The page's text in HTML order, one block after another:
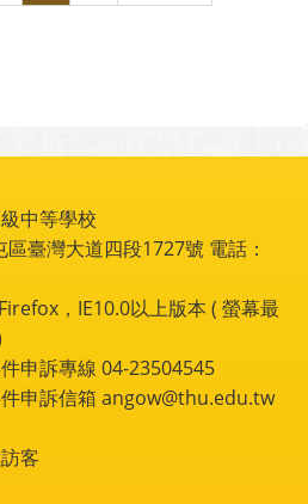
中等學校
臺灣大道四段1727號 電話：
，IE10.0以上版本 ( 螢幕最
申訴專線 04-23504545
申訴信箱 angow@thu.edu.tw
客